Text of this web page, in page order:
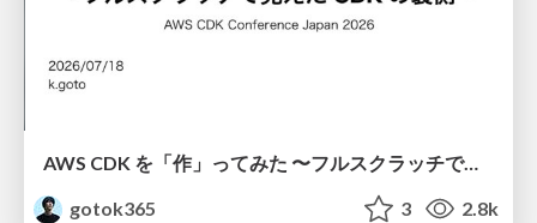
AWS CDK を「作」ってみた 〜フルスクラッチで見えた CDK の裏側〜 / aws-cdk-from-scratch
gotok365
3 2.8k